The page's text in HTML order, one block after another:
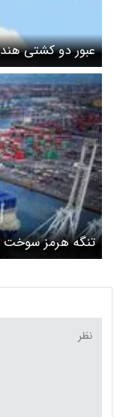
عبور دو کشتی
تنگه هرمز سوخت